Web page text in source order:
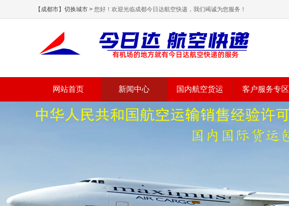
【成都市】切换城市 > 您好！欢迎光临成都今日达航空快递，我们竭诚为您服务！
网站首页 新闻中心 国内航空货运 客户服务专区